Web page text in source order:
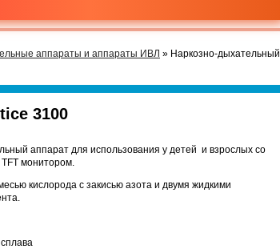
аппараты и аппараты ИВЛ » Наркозно-дыхательный
3100
аппарат для использования у детей и взрослых со
монитором.
кислорода с закисью азота и двумя жидкими